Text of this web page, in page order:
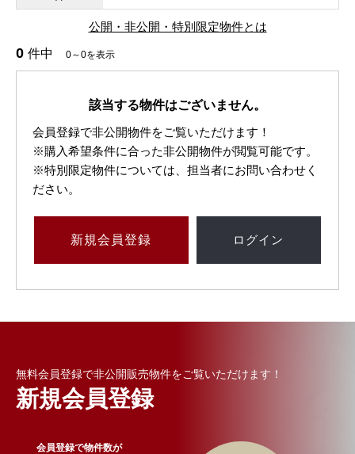
公開・非公開・特別限定物件とは
0 件中 0～0を表示
該当する物件はございません。
会員登録で非公開物件をご覧いただけます！
※購入希望条件に合った非公開物件が閲覧可能です。
※特別限定物件については、担当者にお問い合わせく
ださい。
新規会員登録 ログイン
無料会員登録で非公開販売物件をご覧いただけます！
新規会員登録
会員登録で物件数が